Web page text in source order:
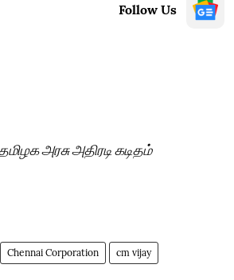
Follow Us
அரசு அதிரடி கடிதம்
Chennai Corporation cm vijay